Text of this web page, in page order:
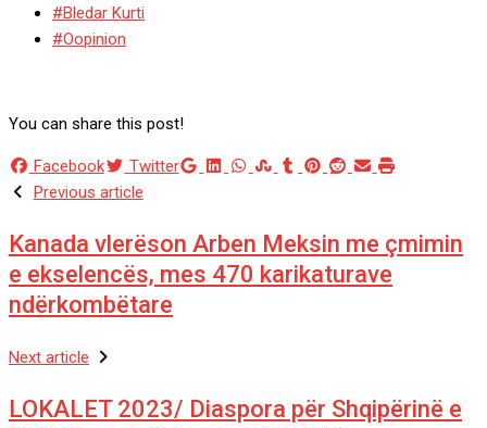
#Bledar Kurti
#Oopinion
You can share this post!
Facebook Twitter Google+
LinkedIn
Whatsapp
StumbleUpon
TumblrPinterest
RedditShare
Previous article
Kanada vlerëson Arben Meksin me çmimin
e ekselencës, mes 470 karikaturave
ndërkombëtare
Next article
LOKALET 2023/ Diaspora për Shqipërinë e